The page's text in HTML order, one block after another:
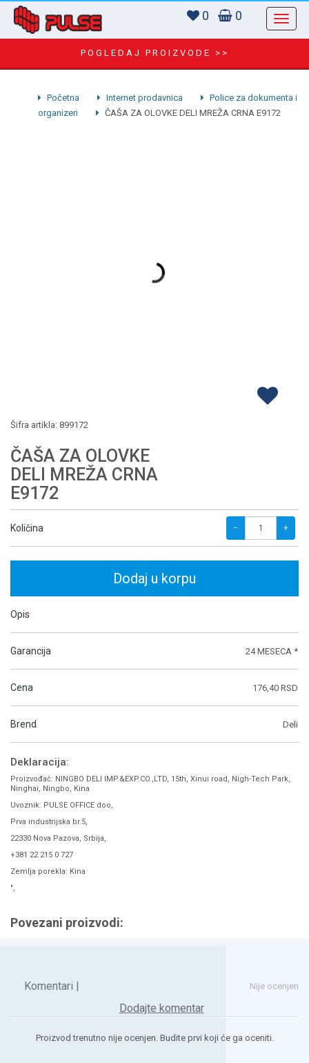
0 0
POGLEDAJ PROIZVODE >>
Početna Internet prodavnica
Police za dokumenta i
organizeri
ČAŠA ZA OLOVKE DELI MREŽA CRNA E9172
Šifra artikla: 899172
ČAŠA ZA OLOVKE
DELI MREŽA CRNA
E9172
Količina − +
Dodaj u korpu
Opis
Garancija 24 MESECA *
Cena 176,40 RSD
Brend Deli
Deklaracija:
Proizvođač: NINGBO DELI IMP.&EXP.CO.,LTD, 15th, Xinui road, Nigh-Tech Park,
Ninghai, Ningbo, Kina
Uvoznik: PULSE OFFICE doo,
Prva industrijska br.5,
22330 Nova Pazova, Srbija,
+381 22 215 0 727
Zemlja porekla: Kina
",
Povezani proizvodi:
Nije ocenjen
Komentari |
Dodajte komentar
Proizvod trenutno nije ocenjen. Budite prvi koji će ga oceniti.